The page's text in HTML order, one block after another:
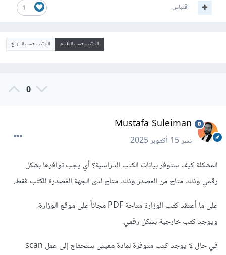
1 اقتباس
الترتيب حسب التقييم الترتيب حسب التاريخ
0
Mustafa Suleiman
نشر15 أكتوبر 2025
المشكلة كيف ستوفر بيانات الكتب الدراسية؟ أي يجب توافرها بشكل
رقمي وذلك متاح من المصدر وذلك متاح لدى الجهة المُصدرة للكتب فقط.
على ما أعتقد كتب الوزارة متاحة PDF مجاناً على موقع الوزارة،
ويوجد كتب خارجية بشكل رقمي.
في حال لا يوجد كتب متوفرة لمادة معينى ستحتاج إلى عمل scan